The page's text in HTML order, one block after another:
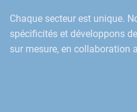
Chaque secteur est unique.
spécificités et développons
sur mesure, en collaboration